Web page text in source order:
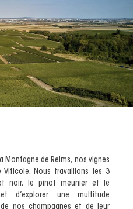
Montagne de Reims, nos vignes
Nous travaillons les 3
noir, le pinot meunier et le
d’explorer une multitude